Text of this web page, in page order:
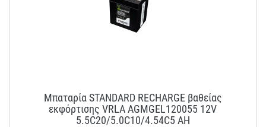
Μπαταρία STANDARD RECHARGE βαθείας
εκφόρτισης VRLA AGMGEL120055 12V
5.5C20/5.0C10/4.54C5 AH